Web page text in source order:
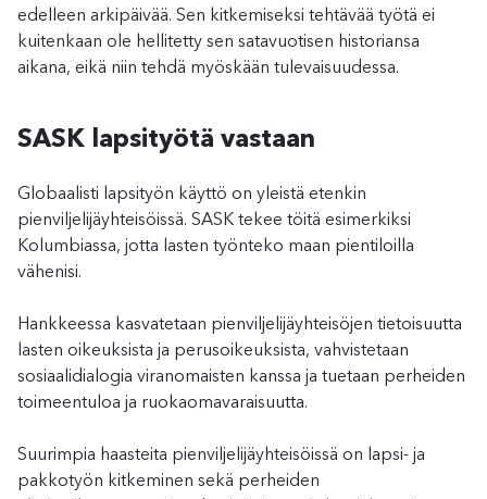
edelleen arkipäivää. Sen kitkemiseksi tehtävää työtä ei
kuitenkaan ole hellitetty sen satavuotisen historiansa
aikana, eikä niin tehdä myöskään tulevaisuudessa.
SASK lapsityötä vastaan
Globaalisti lapsityön käyttö on yleistä etenkin
pienviljelijäyhteisöissä. SASK tekee töitä esimerkiksi
Kolumbiassa, jotta lasten työnteko maan pientiloilla
vähenisi.
Hankkeessa kasvatetaan pienviljelijäyhteisöjen tietoisuutta
lasten oikeuksista ja perusoikeuksista, vahvistetaan
sosiaalidialogia viranomaisten kanssa ja tuetaan perheiden
toimeentuloa ja ruokaomavaraisuutta.
Suurimpia haasteita pienviljelijäyhteisöissä on lapsi- ja
pakkotyön kitkeminen sekä perheiden